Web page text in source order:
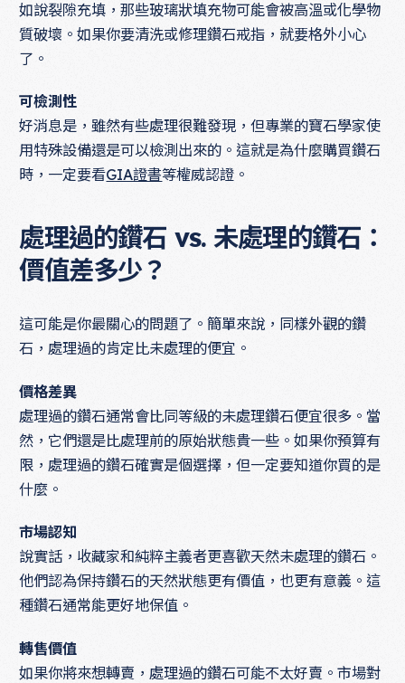
如說裂隙充填，那些玻璃狀填充物可能會被高溫或化學物
質破壞。如果你要清洗或修理鑽石戒指，就要格外小心
了。
可檢測性
好消息是，雖然有些處理很難發現，但專業的寶石學家使
用特殊設備還是可以檢測出來的。這就是為什麼購買鑽石
時，一定要看GIA證書等權威認證。
處理過的鑽石 vs. 未處理的鑽石：
價值差多少？
這可能是你最關心的問題了。簡單來說，同樣外觀的鑽
石，處理過的肯定比未處理的便宜。
價格差異
處理過的鑽石通常會比同等級的未處理鑽石便宜很多。當
然，它們還是比處理前的原始狀態貴一些。如果你預算有
限，處理過的鑽石確實是個選擇，但一定要知道你買的是
什麼。
市場認知
說實話，收藏家和純粹主義者更喜歡天然未處理的鑽石。
他們認為保持鑽石的天然狀態更有價值，也更有意義。這
種鑽石通常能更好地保值。
轉售價值
如果你將來想轉賣，處理過的鑽石可能不太好賣。市場對